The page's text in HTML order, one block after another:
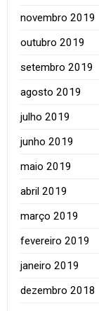
novembro 2019
outubro 2019
setembro 2019
agosto 2019
julho 2019
junho 2019
maio 2019
abril 2019
março 2019
fevereiro 2019
janeiro 2019
dezembro 2018